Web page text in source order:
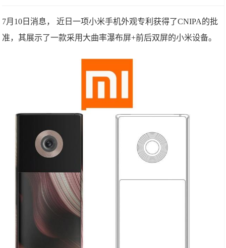
7月10日消息， 近日一项小米手机外观专利获得了CNIPA的批
准，其展示了一款采用大曲率瀑布屏+前后双屏的小米设备。